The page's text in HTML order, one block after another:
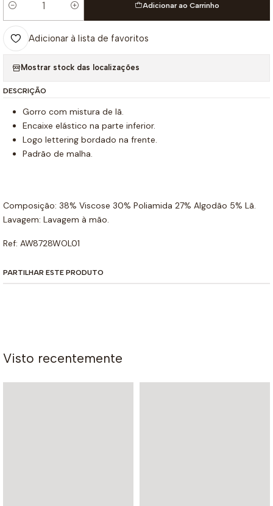
Quantidade
Adicionar ao Carrinho
Adicionar à lista de favoritos
Mostrar stock das localizações
DESCRIÇÃO
Gorro com mistura de lã.
Encaixe elástico na parte inferior.
Logo lettering bordado na frente.
Padrão de malha.
Composição: 38% Viscose 30% Poliamida 27% Algodão 5% Lã.
Lavagem: Lavagem à mão.
Ref: AW8728WOL01
PARTILHAR ESTE PRODUTO
Visto recentemente